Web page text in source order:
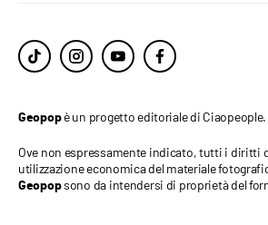
Geopopè un progetto editoriale di Ciaopeople.
Ove non espressamente indicato, tutti i diritti
utilizzazione economica del materiale
Geopopsono da intendersi di proprietà del